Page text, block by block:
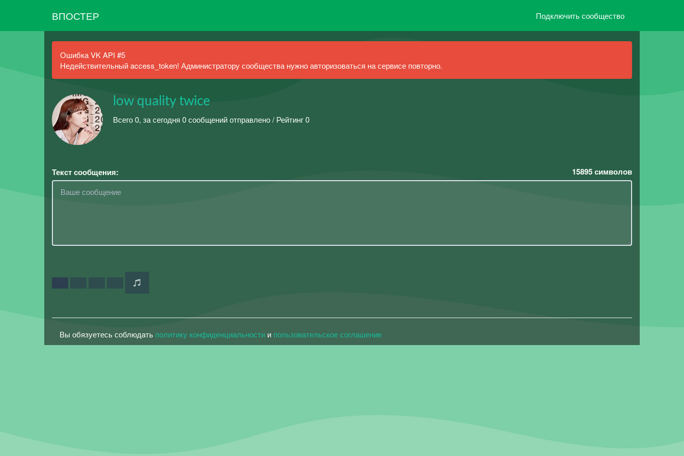
ВПОСТЕР Подключить сообщество
Ошибка VK API #5
Недействительный access_token! Администратору сообщества нужно авторизоваться на сервисе повторно.
low quality twice
Всего 0, за сегодня 0 сообщений отправлено / Рейтинг 0
Текст сообщения: 15895символов
Вы обязуетесь соблюдать политику конфиденциальности и пользовательское соглашение